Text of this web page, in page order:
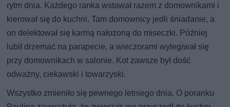
rytm dnia. Każdego ranka wstawał razem z domownikami i
kierował się do kuchni. Tam domownicy jedli śniadanie, a
on delektował się karmą nałożoną do miseczki. Później
lubił drzemać na parapecie, a wieczorami wylegiwał się
przy domownikach w salonie. Kot zawsze był dość
odważny, ciekawski i towarzyski.
Wszystko zmieniło się pewnego letniego dnia. O poranku